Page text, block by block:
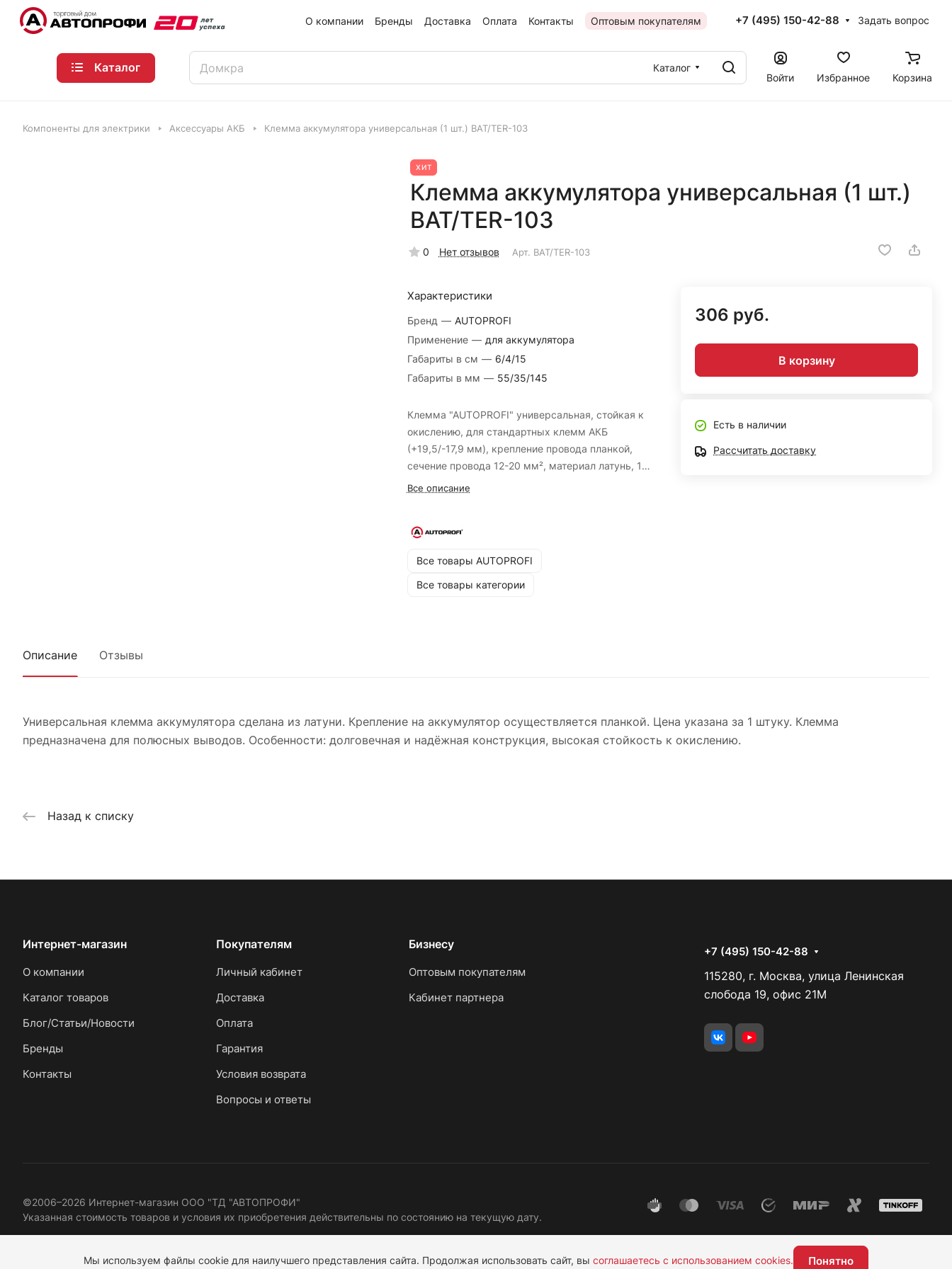
О компании Бренды Доставка Оплата Контакты Оптовым покупателям +7 (495) 150-42-88 Задать вопрос
Каталог
Каталог
Войти
Избранное Корзина
Компоненты для электрики Аксессуары АКБ Клемма аккумулятора универсальная (1 шт.) BAT/TER-103
ХИТ
Клемма аккумулятора универсальная (1 шт.)
BAT/TER-103
0 Нет отзывов Арт. BAT/TER-103
Характеристики
Бренд — AUTOPROFI
Применение — для аккумулятора
Габариты в см — 6/4/15
Габариты в мм — 55/35/145
Клемма "AUTOPROFI" универсальная, стойкая к
окислению, для стандартных клемм АКБ
(+19,5/-17,9 мм), крепление провода планкой,
сечение провода 12-20 мм², материал латунь, 1
шт.
Все описание
Все товары AUTOPROFI
Все товары категории
306 руб.
В корзину
Есть в наличии
Рассчитать доставку
Описание Отзывы
Универсальная клемма аккумулятора сделана из латуни. Крепление на аккумулятор осуществляется планкой. Цена указана за 1 штуку. Клемма
предназначена для полюсных выводов. Особенности: долговечная и надёжная конструкция, высокая стойкость к окислению.
Назад к списку
Интернет-магазин
О компании
Каталог товаров
Блог/Статьи/Новости
Бренды
Контакты
Покупателям
Личный кабинет
Доставка
Оплата
Гарантия
Условия возврата
Вопросы и ответы
Бизнесу
Оптовым покупателям
Кабинет партнера
+7 (495) 150-42-88
115280, г. Москва, улица Ленинская
слобода 19, офис 21М
©2006–2026 Интернет-магазин ООО "ТД "АВТОПРОФИ"
Указанная стоимость товаров и условия их приобретения действительны по состоянию на текущую дату.
Мы используем файлы cookie для наилучшего представления сайта. Продолжая использовать сайт, вы соглашаетесь с использованием cookies. Понятно